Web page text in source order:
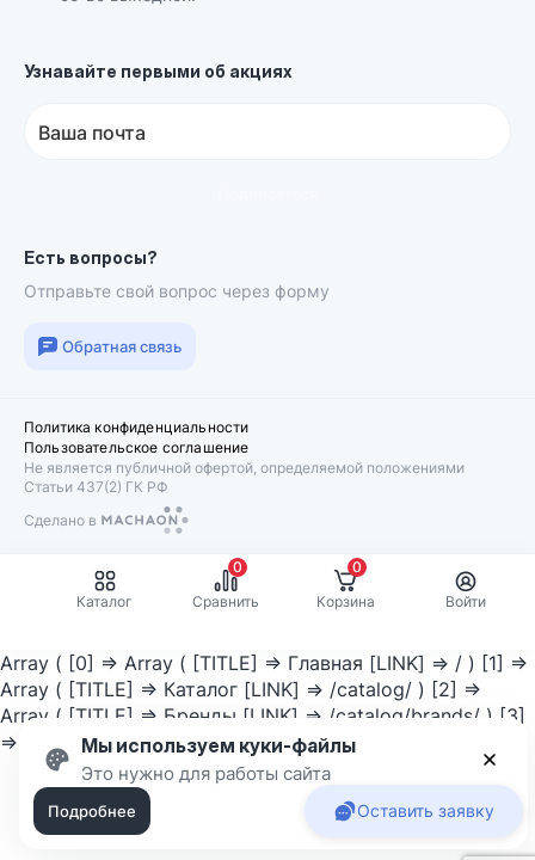
Оставить заявку
Узнавайте первыми об акциях
Ваша почта
Есть вопросы?
Отправьте свой вопрос через форму
Обратная связь
Политика конфиденциальности
Пользовательское соглашение
Не является публичной офертой, определяемой положениями
Статьи 437(2) ГК РФ
Сделано в
Machaon
Каталог
0
Сравнить
0
Корзина
Войти
Мы используем куки-файлы
Это нужно для работы сайта
Подробнее
Array ( [0] => Array ( [TITLE] => Главная [LINK] => / ) [1] =>
Array ( [TITLE] => Каталог [LINK] => /catalog/ ) [2] =>
Array ( [TITLE] => Бренды [LINK] => /catalog/brands/ ) [3]
=> Array ( [TITLE] => Danfoss [LINK] => ) )